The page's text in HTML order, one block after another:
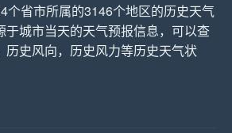
个省市所属的3146个地区的历史天气
于城市当天的天气预报信息，可以查
历史风向，历史风力等历史天气状